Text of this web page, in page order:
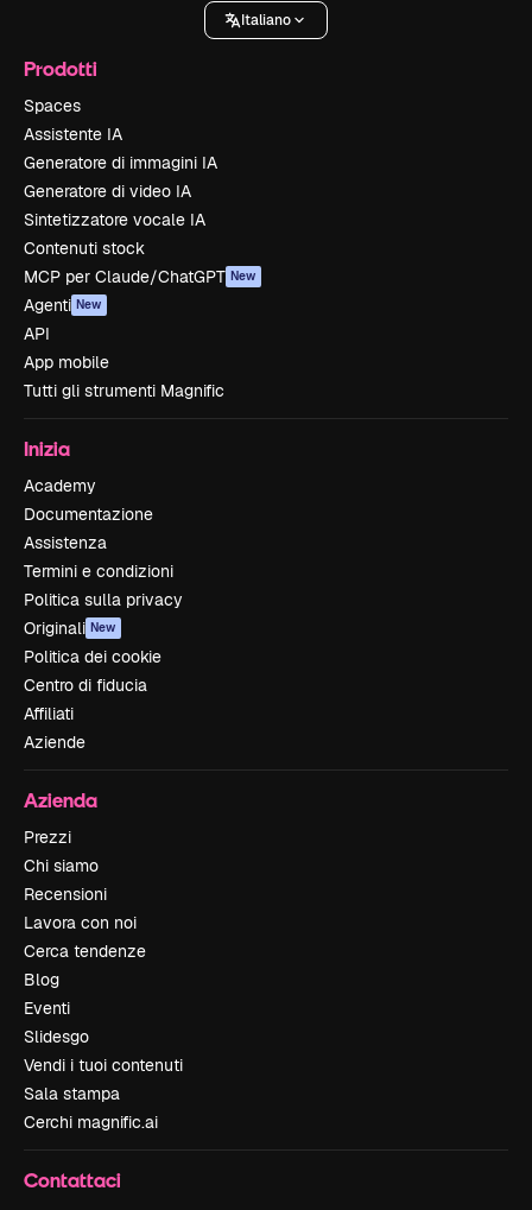
Italiano
Prodotti
Spaces
Assistente IA
Generatore di immagini IA
Generatore di video IA
Sintetizzatore vocale IA
Contenuti stock
MCP per Claude/ChatGPT New
Agenti New
API
App mobile
Tutti gli strumenti Magnific
Inizia
Academy
Documentazione
Assistenza
Termini e condizioni
Politica sulla privacy
Originali New
Politica dei cookie
Centro di fiducia
Affiliati
Aziende
Azienda
Prezzi
Chi siamo
Recensioni
Lavora con noi
Cerca tendenze
Blog
Eventi
Slidesgo
Vendi i tuoi contenuti
Sala stampa
Cerchi magnific.ai
Contattaci